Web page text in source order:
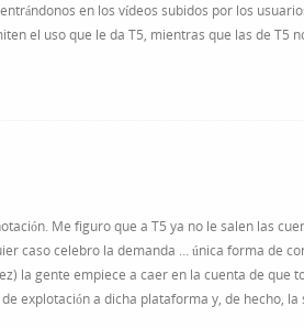
en los vídeos subidos por los
el uso que le da T5, mientras que las de T5
Me figuro que a T5 ya no le salen las
caso celebro la demanda … única forma de
la gente empiece a caer en la cuenta de que
explotación a dicha plataforma y, de hecho, la